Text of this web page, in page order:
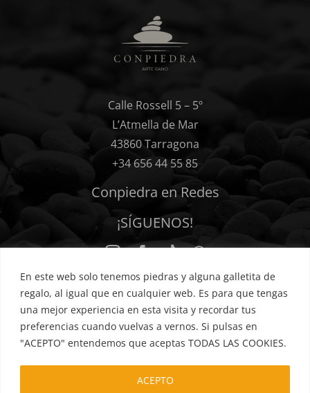
En este web solo tenemos piedras y alguna galletita de
regalo, al igual que en cualquier web. Es para que tengas
una mejor experiencia en esta visita y recordar tus
preferencias cuando vuelvas a vernos. Si pulsas en
"ACEPTO" entendemos que aceptas TODAS LAS COOKIES.
ACEPTO
Calle Rossell 5 – 5º
L’Atmella de Mar
43860 Tarragona
+34 656 44 55 85
Conpiedra en Redes
¡SÍGUENOS!
Política de privacidad Cookies
Términos y condiciones